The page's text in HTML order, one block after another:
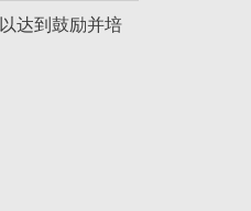
达到鼓励并培